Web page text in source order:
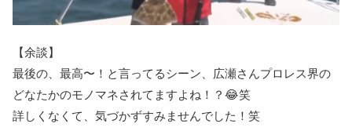
【余談】
最後の、最高〜！と言ってるシーン、広瀬さんプロレス界の
どなたかのモノマネされてますよね！？😂笑
詳しくなくて、気づかずすみませんでした！笑